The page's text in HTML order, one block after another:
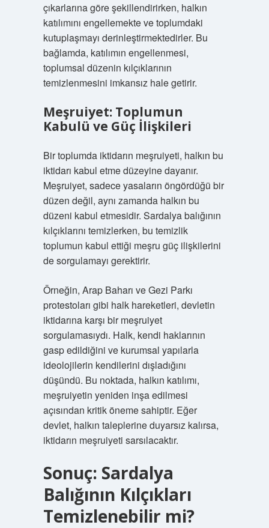
çıkarlarına göre şekillendirirken, halkın
katılımını engellemekte ve toplumdaki
kutuplaşmayı derinleştirmektedirler. Bu
bağlamda, katılımın engellenmesi,
toplumsal düzenin kılçıklarının
temizlenmesini imkansız hale getirir.
Meşruiyet: Toplumun
Kabulü ve Güç İlişkileri
Bir toplumda iktidarın meşruiyeti, halkın bu
iktidarı kabul etme düzeyine dayanır.
Meşruiyet, sadece yasaların öngördüğü bir
düzen değil, aynı zamanda halkın bu
düzeni kabul etmesidir. Sardalya balığının
kılçıklarını temizlerken, bu temizlik
toplumun kabul ettiği meşru güç ilişkilerini
de sorgulamayı gerektirir.
Örneğin, Arap Baharı ve Gezi Parkı
protestoları gibi halk hareketleri, devletin
iktidarına karşı bir meşruiyet
sorgulamasıydı. Halk, kendi haklarının
gasp edildiğini ve kurumsal yapılarla
ideolojilerin kendilerini dışladığını
düşündü. Bu noktada, halkın katılımı,
meşruiyetin yeniden inşa edilmesi
açısından kritik öneme sahiptir. Eğer
devlet, halkın taleplerine duyarsız kalırsa,
iktidarın meşruiyeti sarsılacaktır.
Sonuç: Sardalya
Balığının Kılçıkları
Temizlenebilir mi?